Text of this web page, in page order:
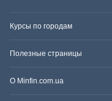
Курсы по городам
Полезные страницы
О Minfin.com.ua